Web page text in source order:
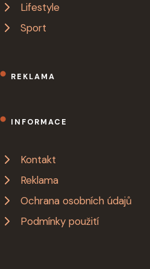
Lifestyle
Sport
REKLAMA
INFORMACE
Kontakt
Reklama
Ochrana osobních údajů
Podmínky použití